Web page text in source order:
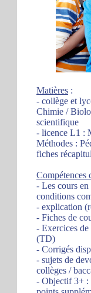
Matières :
- collège et
Chimie /
scientifique
- licence L1 :
Méthodes :
fiches
Compétences
- Les cours en
conditions
- explication
- Fiches de
- Exercices
(TD)
- Corrigés
- sujets de
collèges /
- Objectif 3+ :